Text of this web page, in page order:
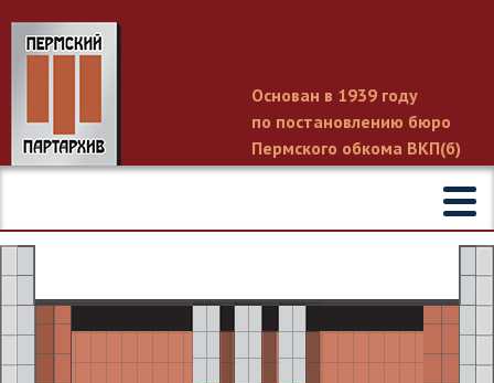
Основан в 1939 году
по постановлению бюро
Пермского обкома ВКП(б)